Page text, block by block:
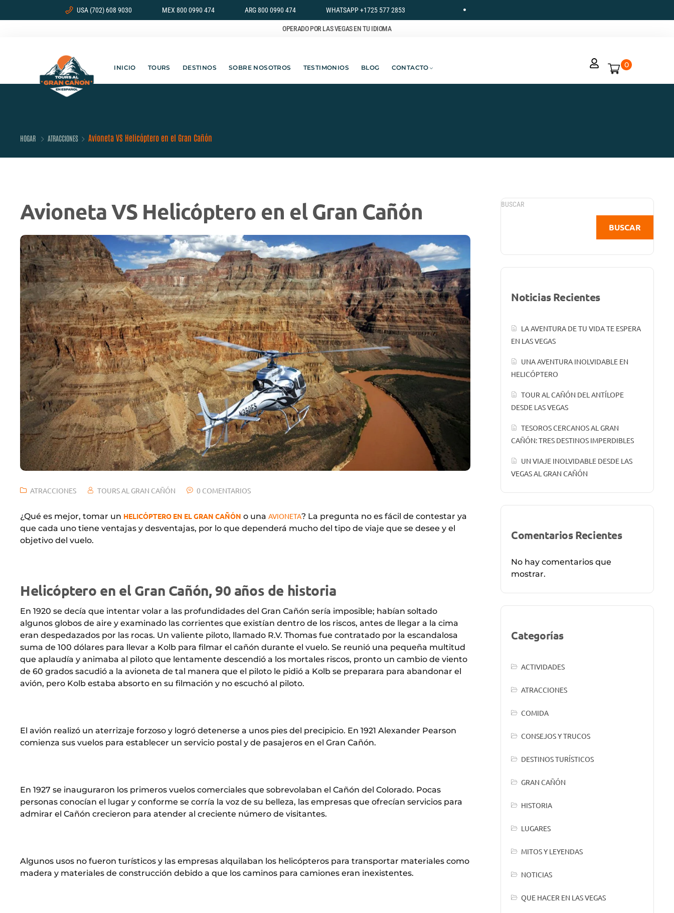
USA (702) 608 9030 MEX 800 0990 474 ARG 800 0990 474 WHATSAPP +1725 577 2853
OPERADO POR LAS VEGAS EN TU IDIOMA
INICIO TOURS DESTINOS SOBRE NOSOTROS TESTIMONIOS BLOG CONTACTO 0
HOGAR ATRACCIONES Avioneta VS Helicóptero en el Gran Cañón
Avioneta VS Helicóptero en el Gran Cañón
ATRACCIONES TOURS AL GRAN CAÑÓN 0 COMENTARIOS
¿Qué es mejor, tomar un HELICÓPTERO EN EL GRAN CAÑÓN o una AVIONETA? La pregunta no es fácil de contestar ya
que cada uno tiene ventajas y desventajas, por lo que dependerá mucho del tipo de viaje que se desee y el
objetivo del vuelo.
Helicóptero en el Gran Cañón, 90 años de historia
En 1920 se decía que intentar volar a las profundidades del Gran Cañón sería imposible; habían soltado
algunos globos de aire y examinado las corrientes que existían dentro de los riscos, antes de llegar a la cima
eran despedazados por las rocas. Un valiente piloto, llamado R.V. Thomas fue contratado por la escandalosa
suma de 100 dólares para llevar a Kolb para filmar el cañón durante el vuelo. Se reunió una pequeña multitud
que aplaudía y animaba al piloto que lentamente descendió a los mortales riscos, pronto un cambio de viento
de 60 grados sacudió a la avioneta de tal manera que el piloto le pidió a Kolb se preparara para abandonar el
avión, pero Kolb estaba absorto en su filmación y no escuchó al piloto.
El avión realizó un aterrizaje forzoso y logró detenerse a unos pies del precipicio. En 1921 Alexander Pearson
comienza sus vuelos para establecer un servicio postal y de pasajeros en el Gran Cañón.
En 1927 se inauguraron los primeros vuelos comerciales que sobrevolaban el Cañón del Colorado. Pocas
personas conocían el lugar y conforme se corría la voz de su belleza, las empresas que ofrecían servicios para
admirar el Cañón crecieron para atender al creciente número de visitantes.
Algunos usos no fueron turísticos y las empresas alquilaban los helicópteros para transportar materiales como
madera y materiales de construcción debido a que los caminos para camiones eran inexistentes.
BUSCAR
BUSCAR
Noticias Recientes
LA AVENTURA DE TU VIDA TE ESPERA
EN LAS VEGAS
UNA AVENTURA INOLVIDABLE EN
HELICÓPTERO
TOUR AL CAÑÓN DEL ANTÍLOPE
DESDE LAS VEGAS
TESOROS CERCANOS AL GRAN
CAÑÓN: TRES DESTINOS IMPERDIBLES
UN VIAJE INOLVIDABLE DESDE LAS
VEGAS AL GRAN CAÑÓN
Comentarios Recientes
No hay comentarios que
mostrar.
Categorías
ACTIVIDADES
ATRACCIONES
COMIDA
CONSEJOS Y TRUCOS
DESTINOS TURÍSTICOS
GRAN CAÑÓN
HISTORIA
LUGARES
MITOS Y LEYENDAS
NOTICIAS
QUE HACER EN LAS VEGAS